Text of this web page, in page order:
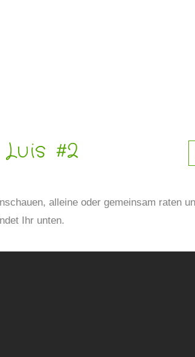
#2
alleine oder gemeinsam raten
Ihr unten.